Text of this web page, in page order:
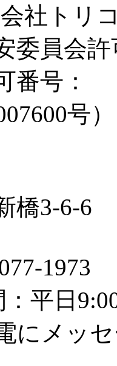
社トリ
委員会許
号：
号）
橋3-6-6
1973
平日
にメッ